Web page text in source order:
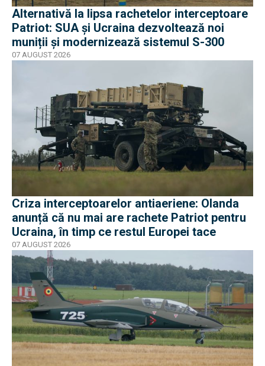
Alternativă la lipsa rachetelor interceptoare
Patriot: SUA și Ucraina dezvoltează noi
muniții și modernizează sistemul S-300
07 AUGUST 2026
Criza interceptoarelor antiaeriene: Olanda
anunță că nu mai are rachete Patriot pentru
Ucraina, în timp ce restul Europei tace
07 AUGUST 2026